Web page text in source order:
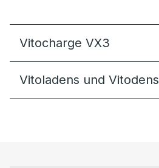
Vitocharge VX3
Vitoladens und Vitodens